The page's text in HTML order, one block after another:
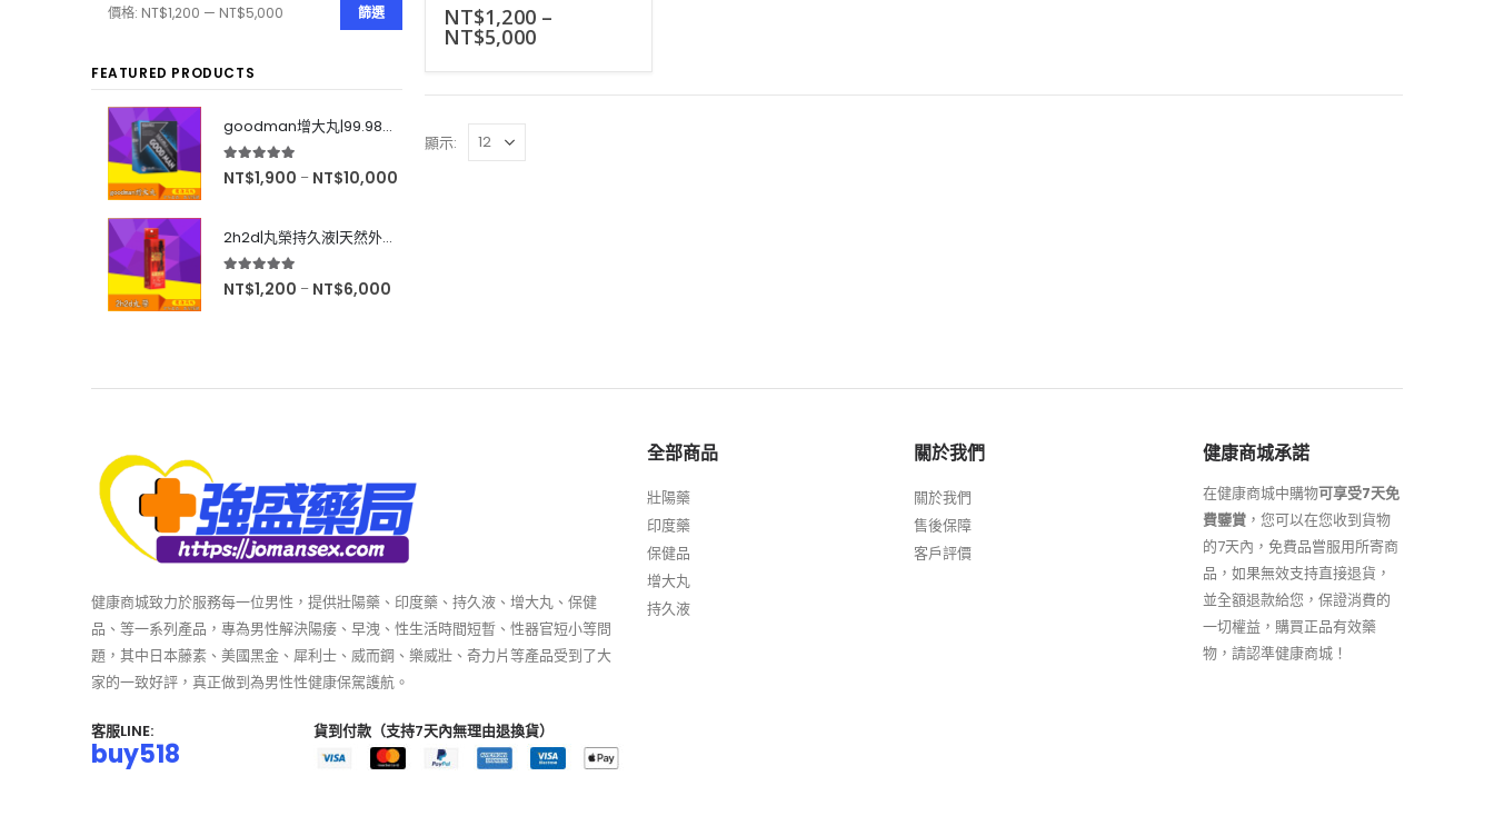
5.00out of 5
NT$1,200–
NT$5,000
顯示:
篩選
價格: NT$1,200 — NT$5,000
FEATURED PRODUCTS
goodman增大丸|99.98%有效率|增大後不反彈|效果超好|60粒
5.00 out of 5
NT$1,900 – NT$10,000
2h2d|丸榮持久液|天然外用延時|效果強烈|無色無味|10ml
5.00 out of 5
NT$1,200 – NT$6,000
健康商城致力於服務每一位男性，提供壯陽藥、印度藥、持久液、增大丸、保健
品、等一系列產品，專為男性解決陽痿、早洩、性生活時間短暫、性器官短小等問
題，其中日本藤素、美國黑金、犀利士、威而鋼、樂威壯、奇力片等產品受到了大
家的一致好評，真正做到為男性性健康保駕護航。
客服LINE:
buy518
貨到付款（支持7天內無理由退換貨）
全部商品
壯陽藥
印度藥
保健品
增大丸
持久液
關於我們
關於我們
售後保障
客戶評價
健康商城承諾
在健康商城中購物可享受7天免
費鑒賞 ，您可以在您收到貨物
的7天內，免費品嘗服用所寄商
品，如果無效支持直接退貨，
並全額退款給您，保證消費的
一切權益，購買正品有效藥
物，請認準健康商城！